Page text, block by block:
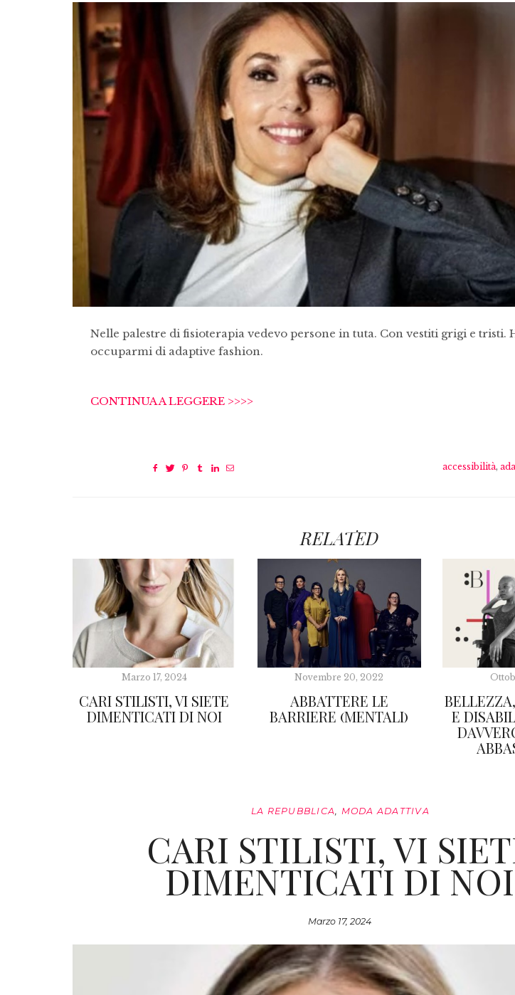
Nelle palestre di fisioterapia vedevo persone in tuta. Con vestiti grigi e tristi.
occuparmi di adaptive fashion.
CONTINUA A LEGGERE >>>>
accessibilità,
RELATED
Marzo 17, 2024
CARI STILISTI, VI SIETE
DIMENTICATI DI NOI
Novembre 20, 2022
ABBATTERE LE
BARRIERE (MENTALI)
E
LA REPUBBLICA MODA ADATTIVA
CARI STILISTI, VI
DIMENTICATI DI NOI
Marzo 17, 2024